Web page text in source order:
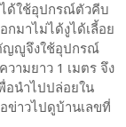
ด้ใช้อุปกรณ์ตัวคีบ
มาไม่ได้งูได้เลี้อย
ญญูจึงใช้อุปกรณ์
ามยาว 1 เมตร จึง
อนำไปปล่อยใน
ข่าวไปดูบ้านเลขที่